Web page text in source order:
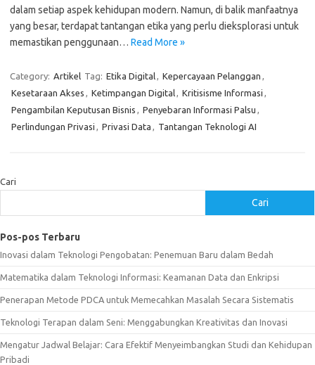
dalam setiap aspek kehidupan modern. Namun, di balik manfaatnya
yang besar, terdapat tantangan etika yang perlu dieksplorasi untuk
memastikan penggunaan… Read More »
Category: Artikel Tag: Etika Digital, Kepercayaan Pelanggan ,
Kesetaraan Akses , Ketimpangan Digital, Kritisisme Informasi ,
Pengambilan Keputusan Bisnis , Penyebaran Informasi Palsu ,
Perlindungan Privasi , Privasi Data , Tantangan Teknologi AI
Cari
Cari
Pos-pos Terbaru
Inovasi dalam Teknologi Pengobatan: Penemuan Baru dalam Bedah
Matematika dalam Teknologi Informasi: Keamanan Data dan Enkripsi
Penerapan Metode PDCA untuk Memecahkan Masalah Secara Sistematis
Teknologi Terapan dalam Seni: Menggabungkan Kreativitas dan Inovasi
Mengatur Jadwal Belajar: Cara Efektif Menyeimbangkan Studi dan Kehidupan
Pribadi